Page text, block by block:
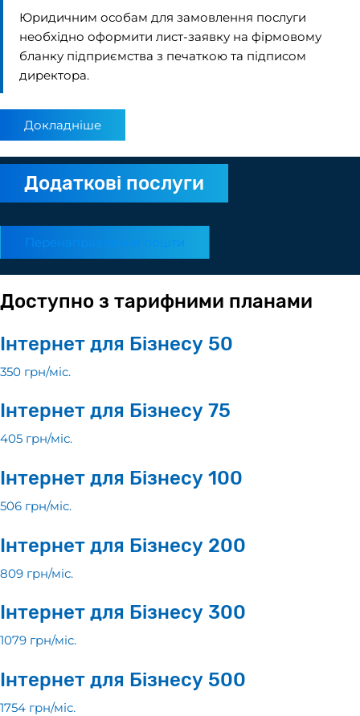
Юридичним особам для замовлення послуги
необхідно оформити лист-заявку на фірмовому
бланку підприємства з печаткою та підписом
директора.
Докладніше
Додаткові послуги
Перенаправлення пошти
Доступно з тарифними планами
Інтернет для Бізнесу 50
350 грн/мiс.
Інтернет для Бізнесу 75
405 грн/мiс.
Інтернет для Бізнесу 100
506 грн/мiс.
Інтернет для Бізнесу 200
809 грн/мiс.
Інтернет для Бізнесу 300
1079 грн/мiс.
Інтернет для Бізнесу 500
1754 грн/мiс.